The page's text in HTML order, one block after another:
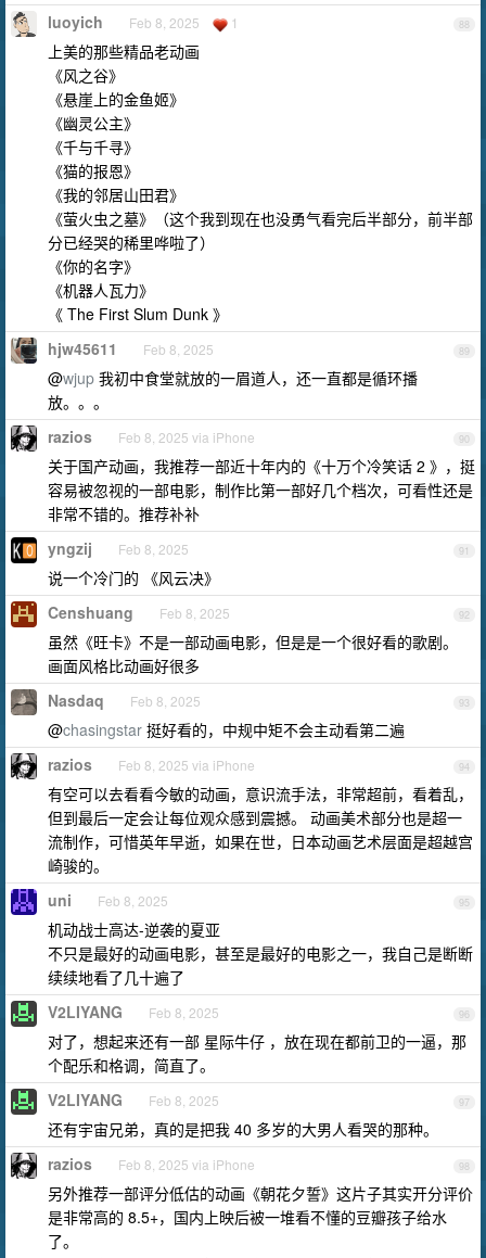
88
luoyich Feb 8, 2025 1
上美的那些精品老动画
《风之谷》
《悬崖上的金鱼姬》
《幽灵公主》
《千与千寻》
《猫的报恩》
《我的邻居山田君》
《萤火虫之墓》（这个我到现在也没勇气看完后半部分，前半部
分已经哭的稀里哗啦了）
《你的名字》
《机器人瓦力》
《 The First Slum Dunk 》
89
hjw45611 Feb 8, 2025
@wjup 我初中食堂就放的一眉道人，还一直都是循环播
放。。。
90
razios Feb 8, 2025 via iPhone
关于国产动画，我推荐一部近十年内的《十万个冷笑话 2 》，挺
容易被忽视的一部电影，制作比第一部好几个档次，可看性还是
非常不错的。推荐补补
91
yngzij Feb 8, 2025
说一个冷门的 《风云决》
92
Censhuang Feb 8, 2025
虽然《旺卡》不是一部动画电影，但是是一个很好看的歌剧。
画面风格比动画好很多
93
Nasdaq Feb 8, 2025
@chasingstar 挺好看的，中规中矩不会主动看第二遍
94
razios Feb 8, 2025 via iPhone
有空可以去看看今敏的动画，意识流手法，非常超前，看着乱，
但到最后一定会让每位观众感到震撼。 动画美术部分也是超一
流制作，可惜英年早逝，如果在世，日本动画艺术层面是超越宫
崎骏的。
95
uni Feb 8, 2025
机动战士高达-逆袭的夏亚
不只是最好的动画电影，甚至是最好的电影之一，我自己是断断
续续地看了几十遍了
96
V2LIYANG Feb 8, 2025
对了，想起来还有一部 星际牛仔 ，放在现在都前卫的一逼，那
个配乐和格调，简直了。
97
V2LIYANG Feb 8, 2025
还有宇宙兄弟，真的是把我 40 多岁的大男人看哭的那种。
98
razios Feb 8, 2025 via iPhone
另外推荐一部评分低估的动画《朝花夕誓》这片子其实开分评价
是非常高的 8.5+，国内上映后被一堆看不懂的豆瓣孩子给水
了。